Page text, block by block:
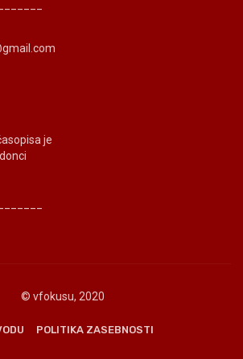
je
© vfokusu, 2020
POLITIKA ZASEBNOSTI